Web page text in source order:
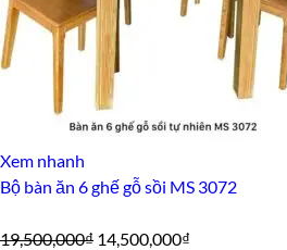
Xem nhanh
Bộ bàn ăn 6 ghế gỗ sồi MS 3072
19,500,000₫ Giá
14,500,000₫